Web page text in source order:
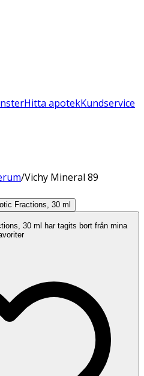
Hitta apotekKundservice
/Vichy Mineral 89
30 ml har tagits bort från mina